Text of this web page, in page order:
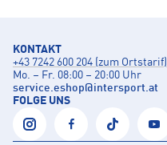
KONTAKT
+43 7242 600 204 (zum Ortstarif)
Mo. – Fr. 08:00 – 20:00 Uhr
service.eshop@intersport.at
FOLGE UNS